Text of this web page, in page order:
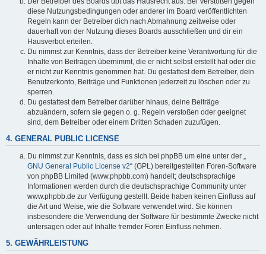
diese Nutzungsbedingungen oder anderer im Board veröffentlichten
Regeln kann der Betreiber dich nach Abmahnung zeitweise oder
dauerhaft von der Nutzung dieses Boards ausschließen und dir ein
Hausverbot erteilen.
Du nimmst zur Kenntnis, dass der Betreiber keine Verantwortung für die
Inhalte von Beiträgen übernimmt, die er nicht selbst erstellt hat oder die
er nicht zur Kenntnis genommen hat. Du gestattest dem Betreiber, dein
Benutzerkonto, Beiträge und Funktionen jederzeit zu löschen oder zu
sperren.
Du gestattest dem Betreiber darüber hinaus, deine Beiträge
abzuändern, sofern sie gegen o. g. Regeln verstoßen oder geeignet
sind, dem Betreiber oder einem Dritten Schaden zuzufügen.
4. GENERAL PUBLIC LICENSE
Du nimmst zur Kenntnis, dass es sich bei phpBB um eine unter der „
GNU General Public License v2“ (GPL) bereitgestellten Foren-Software
von phpBB Limited (www.phpbb.com) handelt; deutschsprachige
Informationen werden durch die deutschsprachige Community unter
www.phpbb.de zur Verfügung gestellt. Beide haben keinen Einfluss auf
die Art und Weise, wie die Software verwendet wird. Sie können
insbesondere die Verwendung der Software für bestimmte Zwecke nicht
untersagen oder auf Inhalte fremder Foren Einfluss nehmen.
5. GEWÄHRLEISTUNG